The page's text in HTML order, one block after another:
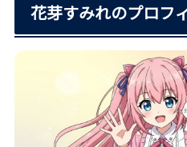
花芽すみれのプロフ